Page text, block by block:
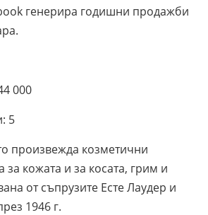
генерира годишни продажби
000
5
произвежда козметични
за кожата и за косата, грим и
от съпрузите Есте Лаудер и
1946 г.